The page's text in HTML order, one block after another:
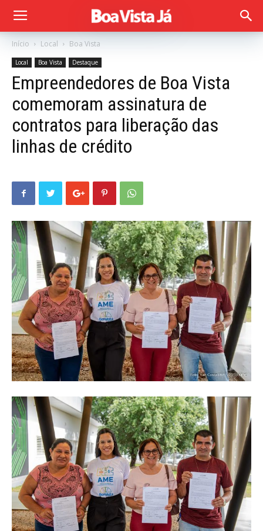
Início Local Boa Vista
Local Boa Vista Destaque
Empreendedores de Boa Vista
comemoram assinatura de
contratos para liberação das
linhas de crédito